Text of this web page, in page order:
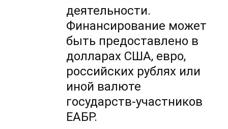
деятельности.
Финансирование может
быть предоставлено в
долларах США, евро,
российских рублях или
иной валюте
государств-участников
ЕАБР.